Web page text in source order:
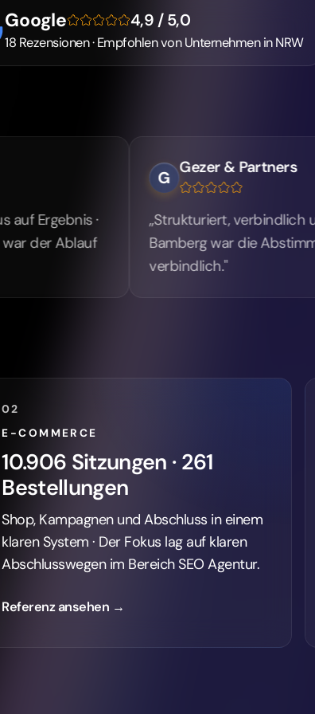
Google 4,9 / 5,0
18 Rezensionen · Empfohlen von Unternehmen in NRW
Gezer & Partners
„Strukturiert, verbindlich und gut
Bamberg war die Abstimmung direkt und
02
E-COMMERCE
10.906 Sitzungen · 261
Bestellungen
Shop, Kampagnen und Abschluss in einem
klaren System · Der Fokus lag auf klaren
Abschlusswegen im Bereich SEO Agentur.
Referenz ansehen →